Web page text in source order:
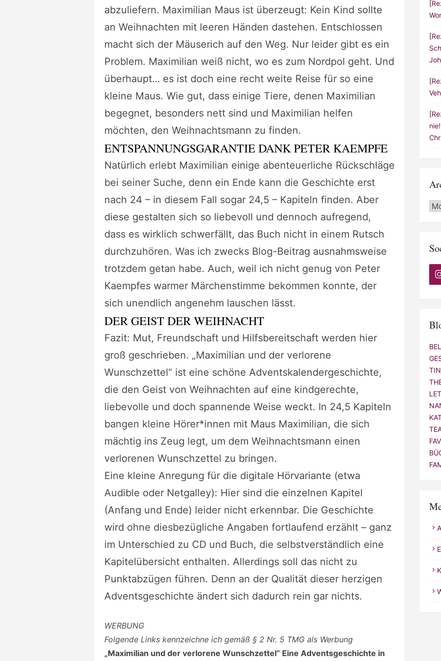
abzuliefern. Maximilian Maus ist überzeugt: Kein Kind sollte
an Weihnachten mit leeren Händen dastehen. Entschlossen
macht sich der Mäuserich auf den Weg. Nur leider gibt es ein
Problem. Maximilian weiß nicht, wo es zum Nordpol geht. Und
überhaupt… es ist doch eine recht weite Reise für so eine
kleine Maus. Wie gut, dass einige Tiere, denen Maximilian
begegnet, besonders nett sind und Maximilian helfen
möchten, den Weihnachtsmann zu finden.
ENTSPANNUNGSGARANTIE DANK PETER KAEMPFE
Natürlich erlebt Maximilian einige abenteuerliche Rückschläge
bei seiner Suche, denn ein Ende kann die Geschichte erst
nach 24 – in diesem Fall sogar 24,5 – Kapiteln finden. Aber
diese gestalten sich so liebevoll und dennoch aufregend,
dass es wirklich schwerfällt, das Buch nicht in einem Rutsch
durchzuhören. Was ich zwecks Blog-Beitrag ausnahmsweise
trotzdem getan habe. Auch, weil ich nicht genug von Peter
Kaempfes warmer Märchenstimme bekommen konnte, der
sich unendlich angenehm lauschen lässt.
DER GEIST DER WEIHNACHT
Fazit: Mut, Freundschaft und Hilfsbereitschaft werden hier
groß geschrieben. „Maximilian und der verlorene
Wunschzettel“ ist eine schöne Adventskalendergeschichte,
die den Geist von Weihnachten auf eine kindgerechte,
liebevolle und doch spannende Weise weckt. In 24,5 Kapiteln
bangen kleine Hörer*innen mit Maus Maximilian, die sich
mächtig ins Zeug legt, um dem Weihnachtsmann einen
verlorenen Wunschzettel zu bringen.
Eine kleine Anregung für die digitale Hörvariante (etwa
Audible oder Netgalley): Hier sind die einzelnen Kapitel
(Anfang und Ende) leider nicht erkennbar. Die Geschichte
wird ohne diesbezügliche Angaben fortlaufend erzählt – ganz
im Unterschied zu CD und Buch, die selbstverständlich eine
Kapitelübersicht enthalten. Allerdings soll das nicht zu
Punktabzügen führen. Denn an der Qualität dieser herzigen
Adventsgeschichte ändert sich dadurch rein gar nichts.
WERBUNG
Folgende Links kennzeichne ich gemäß § 2 Nr. 5 TMG als Werbung
„Maximilian und der verlorene Wunschzettel“ Eine Adventsgeschichte in